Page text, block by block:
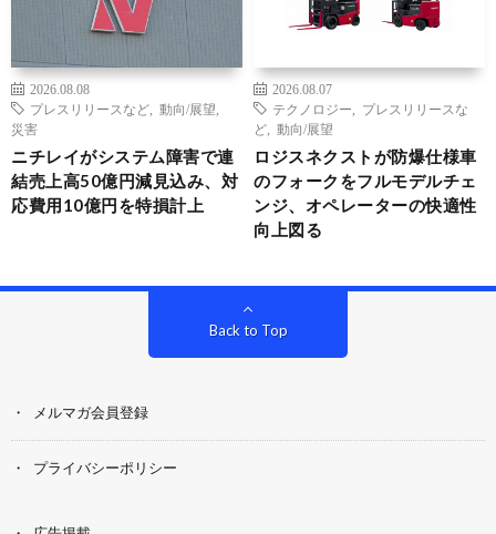
2026.08.08
プレスリリースなど
動向/展望
災害
ニチレイがシステム障害で連
結売上高50億円減見込み、対
応費用10億円を特損計上
2026.08.07
テクノロジー
プレスリリースな
ど
動向/展望
ロジスネクストが防爆仕様車
のフォークをフルモデルチェ
ンジ、オペレーターの快適性
向上図る
Back to Top
メルマガ会員登録
プライバシーポリシー